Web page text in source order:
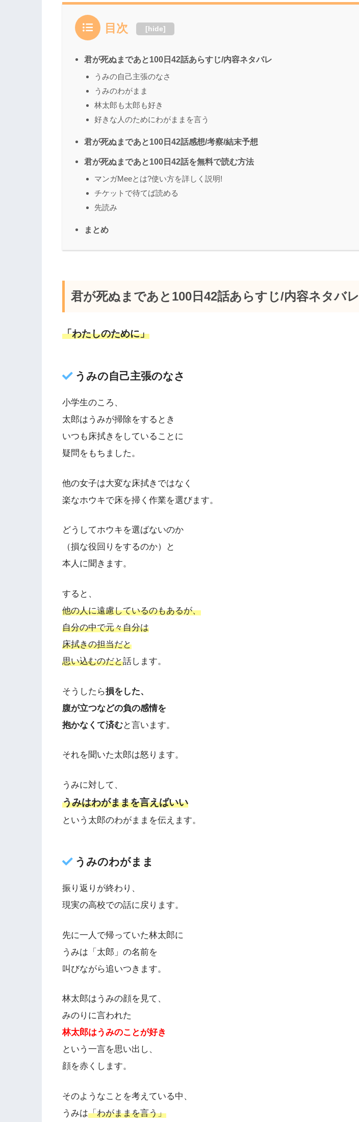
目次 [hide]
君が死ぬまであと100日42話あらすじ/内容ネタバレ
うみの自己主張のなさ
うみのわがまま
林太郎も太郎も好き
好きな人のためにわがままを言う
君が死ぬまであと100日42話感想/考察/結末予想
君が死ぬまであと100日42話を無料で読む方法
マンガMeeとは?使い方を詳しく説明!
チケットで待てば読める
先読み
まとめ
君が死ぬまであと100日42話あらすじ/内容ネタバレ
「わたしのために」
うみの自己主張のなさ
小学生のころ、
太郎はうみが掃除をするとき
いつも床拭きをしていることに
疑問をもちました。
他の女子は大変な床拭きではなく
楽なホウキで床を掃く作業を選びます。
どうしてホウキを選ばないのか
（損な役回りをするのか）と
本人に聞きます。
すると、
他の人に遠慮しているのもあるが、
自分の中で元々自分は
床拭きの担当だと
思い込むのだと話します。
そうしたら損をした、
腹が立つなどの負の感情を
抱かなくて済むと言います。
それを聞いた太郎は怒ります。
うみに対して、
うみはわがままを言えばいい
という太郎のわがままを伝えます。
うみのわがまま
振り返りが終わり、
現実の高校での話に戻ります。
先に一人で帰っていた林太郎に
うみは「太郎」の名前を
叫びながら追いつきます。
林太郎はうみの顔を見て、
みのりに言われた
林太郎はうみのことが好き
という一言を思い出し、
顔を赤くします。
そのようなことを考えている中、
うみは「わがままを言う」